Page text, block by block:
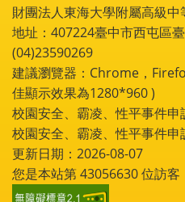
財團法人東海大學附屬高級中
地址：407224臺中市西屯區
(04)23590269
建議瀏覽器：Chrome，
佳顯示效果為1280*960 )
校園安全、霸凌、性平事件
校園安全、霸凌、性平事件
更新日期：2026-08-07
您是本站第43056630位訪客